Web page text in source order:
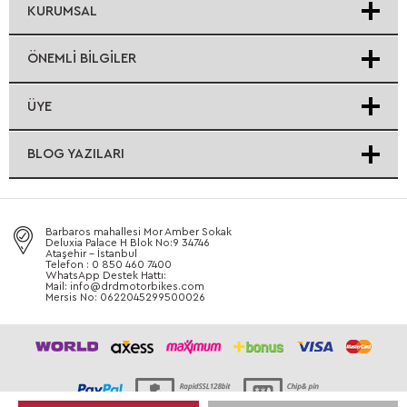
KURUMSAL
ÖNEMLI BILGILER
ÜYE
BLOG YAZILARI
Barbaros mahallesi Mor Amber Sokak
Deluxia Palace H Blok No:9 34746
Ataşehir - İstanbul
Telefon : 0 850 460 7400
WhatsApp Destek Hattı:
Mail: info@drdmotorbikes.com
Mersis No: 0622045299500026